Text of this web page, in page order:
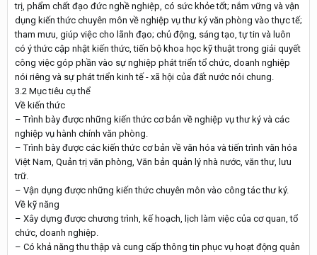
trị, phẩm chất đạo đức nghề nghiệp, có sức khỏe tốt; nắm vững và vận
dụng kiến thức chuyên môn về nghiệp vụ thư ký văn phòng vào thực tế;
tham mưu, giúp việc cho lãnh đạo; chủ động, sáng tạo, tự tin và luôn
có ý thức cập nhật kiến thức, tiến bộ khoa học kỹ thuật trong giải quyết
công việc góp phần vào sự nghiệp phát triển tổ chức, doanh nghiệp
nói riêng và sự phát triển kinh tế - xã hội của đất nước nói chung.
3.2 Mục tiêu cụ thể
Về kiến thức
– Trình bày được những kiến thức cơ bản về nghiệp vụ thư ký và các
nghiệp vụ hành chính văn phòng.
– Trình bày được các kiến thức cơ bản về văn hóa và tiến trình văn hóa
Việt Nam, Quản trị văn phòng, Văn bản quản lý nhà nước, văn thư, lưu
trữ.
– Vận dụng được những kiến thức chuyên môn vào công tác thư ký.
Về kỹ năng
– Xây dựng được chương trình, kế hoạch, lịch làm việc của cơ quan, tổ
chức, doanh nghiệp.
– Có khả năng thu thập và cung cấp thông tin phục vụ hoạt động quản